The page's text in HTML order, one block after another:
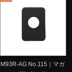
M93R-AG No.115｜マガ